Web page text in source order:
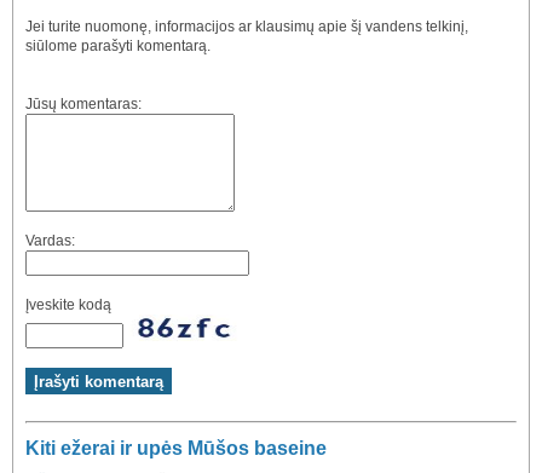
Jei turite nuomonę, informacijos ar klausimų apie šį vandens telkinį,
siūlome parašyti komentarą.
Jūsų komentaras:
Vardas:
Įveskite kodą
Kiti ežerai ir upės Mūšos baseine